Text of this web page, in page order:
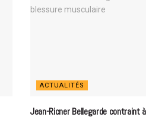
ACTUALITÉS
Jean-Ricner Bellegarde contraint